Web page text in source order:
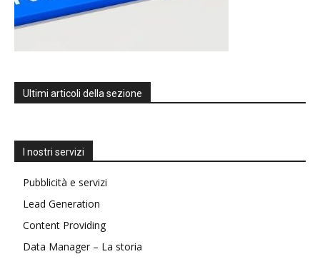
Ultimi articoli della sezione
I nostri servizi
Pubblicità e servizi
Lead Generation
Content Providing
Data Manager – La storia